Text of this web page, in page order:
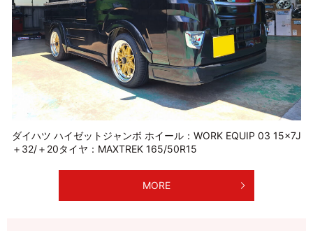
ダイハツ ハイゼットジャンボ ホイール：WORK EQUIP 03 15×7J
＋32/＋20タイヤ：MAXTREK 165/50R15
MORE